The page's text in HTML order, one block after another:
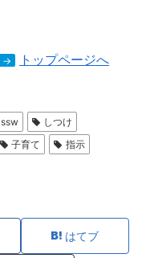
→ トップページへ
ssw
しつけ
子育て
指示
はてブ